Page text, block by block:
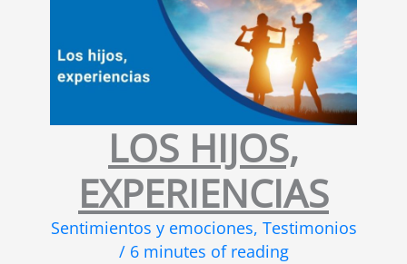
LOS HIJOS,
EXPERIENCIAS
Sentimientos y emociones, Testimonios
/ 6 minutes of reading